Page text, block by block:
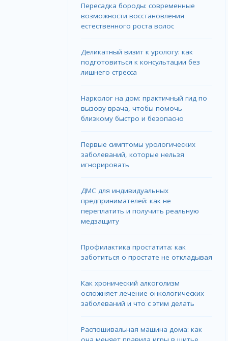
Пересадка бороды: современные
возможности восстановления
естественного роста волос
Деликатный визит к урологу: как
подготовиться к консультации без
лишнего стресса
Нарколог на дом: практичный гид по
вызову врача, чтобы помочь
близкому быстро и безопасно
Первые симптомы урологических
заболеваний, которые нельзя
игнорировать
ДМС для индивидуальных
предпринимателей: как не
переплатить и получить реальную
медзащиту
Профилактика простатита: как
заботиться о простате не откладывая
Как хронический алкоголизм
осложняет лечение онкологических
заболеваний и что с этим делать
Распошивальная машина дома: как